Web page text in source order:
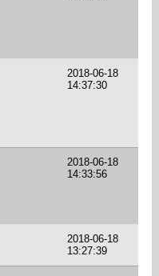
2018-06-18
14:37:30
2018-06-18
14:33:56
2018-06-18
13:27:39